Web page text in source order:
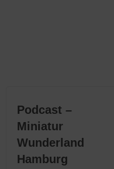
Podcast –
Miniatur
Wunderland
Hamburg